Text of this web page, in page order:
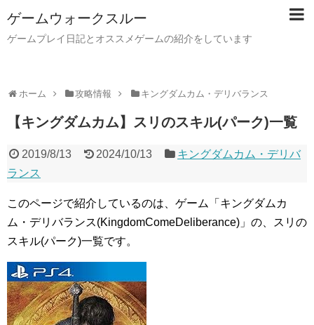
ゲームウォークスルー
ゲームプレイ日記とオススメゲームの紹介をしています
ホーム 攻略情報 キングダムカム・デリバランス
【キングダムカム】スリのスキル(パーク)一覧
2019/8/13 2024/10/13
キングダムカム・デリバ
ランス
このページで紹介しているのは、ゲーム「キングダムカ
ム・デリバランス(KingdomComeDeliberance)」の、スリの
スキル(パーク)一覧です。